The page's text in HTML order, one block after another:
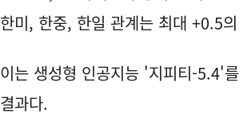
한미, 한중, 한일 관계는 최대 +0.5
이는 생성형 인공지능 '지피티-5.4'
결과다.